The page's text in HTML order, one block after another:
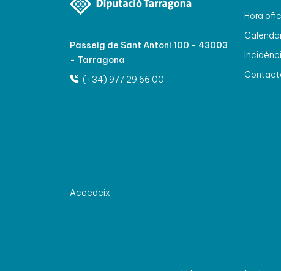
Passeig de Sant Antoni 100 - 43003
- Tarragona
(+34) 977 29 66 00
Hora
Accedeix